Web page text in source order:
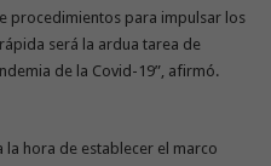
procedimientos para impulsar los
será la ardua tarea de
de la Covid-19”, afirmó.
la hora de establecer el marco